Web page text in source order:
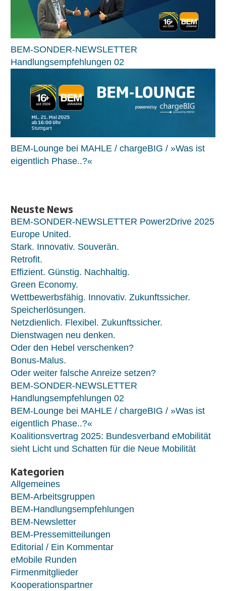
BEM-SONDER-NEWSLETTER
Handlungsempfehlungen 02
BEM-Lounge bei MAHLE / chargeBIG / »Was ist
eigentlich Phase..?«
Neuste News
BEM-SONDER-NEWSLETTER Power2Drive 2025
Europe United.
Stark. Innovativ. Souverän.
Retrofit.
Effizient. Günstig. Nachhaltig.
Green Economy.
Wettbewerbsfähig. Innovativ. Zukunftssicher.
Speicherlösungen.
Netzdienlich. Flexibel. Zukunftssicher.
Dienstwagen neu denken.
Oder den Hebel verschenken?
Bonus-Malus.
Oder weiter falsche Anreize setzen?
BEM-SONDER-NEWSLETTER
Handlungsempfehlungen 02
BEM-Lounge bei MAHLE / chargeBIG / »Was ist
eigentlich Phase..?«
Koalitionsvertrag 2025: Bundesverband eMobilität
sieht Licht und Schatten für die Neue Mobilität
Kategorien
Allgemeines
BEM-Arbeitsgruppen
BEM-Handlungsempfehlungen
BEM-Newsletter
BEM-Pressemitteilungen
Editorial / Ein Kommentar
eMobile Runden
Firmenmitglieder
Kooperationspartner